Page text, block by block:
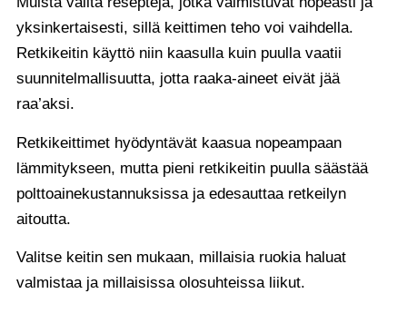
yksinkertaisesti, sillä keittimen teho voi vaihdella.
Retkikeitin käyttö niin kaasulla kuin puulla vaatii
suunnitelmallisuutta, jotta raaka-aineet eivät jää
raa’aksi.
Retkikeittimet hyödyntävät kaasua nopeampaan
lämmitykseen, mutta pieni retkikeitin puulla säästää
polttoainekustannuksissa ja edesauttaa retkeilyn
aitoutta.
Valitse keitin sen mukaan, millaisia ruokia haluat
valmistaa ja millaisissa olosuhteissa liikut.